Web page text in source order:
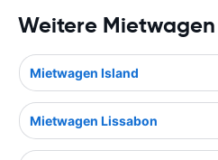
Weitere Mietwagen
Mietwagen Island
Mietwagen Lissabon